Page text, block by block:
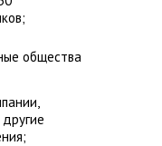
общества